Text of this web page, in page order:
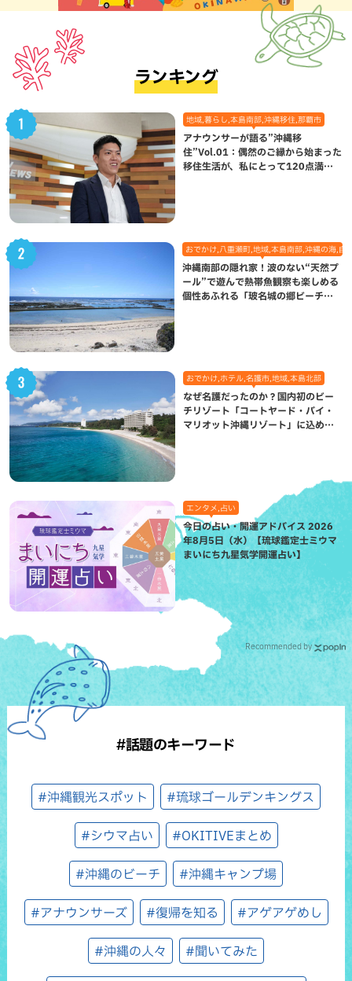
ランキング
地域,暮らし,本島南部,沖縄移住,那覇市
アナウンサーが語る”沖縄移
住”Vol.01：偶然のご縁から始まった
移住生活が、私にとって120点満点
おでかけ,八重瀬町,地域,本島南部,沖縄の海,自
沖縄南部の隠れ家！波のない“天然プ
ール”で遊んで熱帯魚観察も楽しめる
個性あふれる「玻名城の郷ビーチ」
おでかけ,ホテル,名護市,地域,本島北部
なぜ名護だったのか？国内初のビー
チリゾート「コートヤード・バイ・
マリオット沖縄リゾート」に込めら
エンタメ,占い
今日の占い・開運アドバイス 2026
年8月5日（水）【琉球鑑定士ミウマ
まいにち九星気学開運占い】
Recommended by
#話題のキーワード
#沖縄観光スポット #琉球ゴールデンキングス
#シウマ占い #OKITIVEまとめ
#沖縄のビーチ #沖縄キャンプ場
#アナウンサーズ #復帰を知る #アゲアゲめし
#沖縄の人々 #聞いてみた